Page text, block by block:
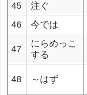
45
注ぐ
46
今では
47
にらめっこ
する
48 ～はず